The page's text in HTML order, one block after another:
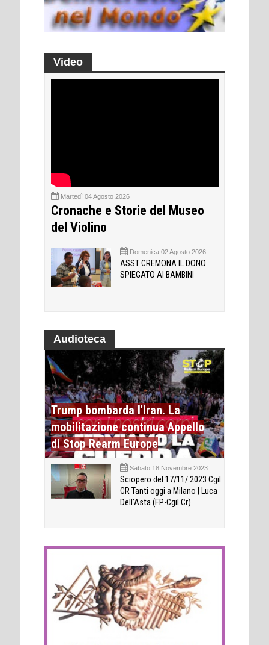
Video
Martedì 04 Agosto 2026
Cronache e Storie del Museo
del Violino
Domenica 02 Agosto 2026
ASST CREMONA IL DONO
SPIEGATO AI BAMBINI
Audioteca
Trump bombarda l'Iran. La
mobilitazione continua Appello
di Stop Rearm Europe
Sabato 18 Novembre 2023
Sciopero del 17/11/ 2023 Cgil
CR Tanti oggi a Milano | Luca
Dell’Asta (FP-Cgil Cr)